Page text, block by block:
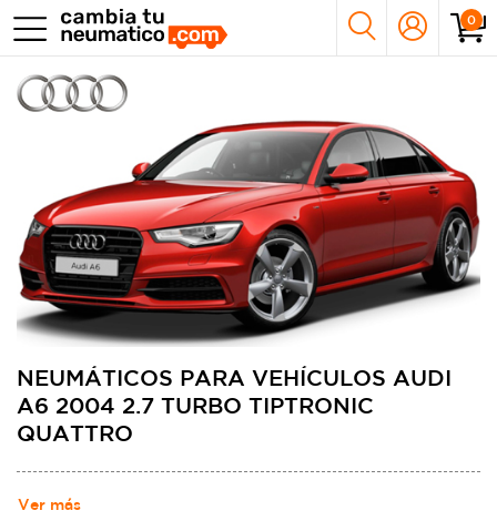
0
NEUMÁTICOS PARA VEHÍCULOS AUDI
A6 2004 2.7 TURBO TIPTRONIC
QUATTRO
Ver más